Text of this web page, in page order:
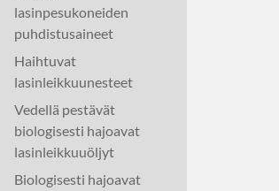
lasinpesukoneiden
puhdistusaineet
Haihtuvat
lasinleikkuunesteet
Vedellä pestävät
biologisesti hajoavat
lasinleikkuuöljyt
Biologisesti hajoavat